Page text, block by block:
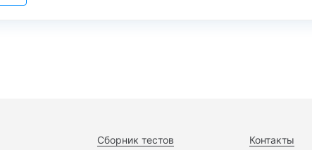
Сборник тестов Контакты